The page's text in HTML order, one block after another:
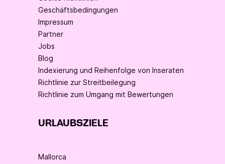
Geschäftsbedingungen
Impressum
Partner
Jobs
Blog
Indexierung und Reihenfolge von Inseraten
Richtlinie zur Streitbeilegung
Richtlinie zum Umgang mit Bewertungen
URLAUBSZIELE
Mallorca